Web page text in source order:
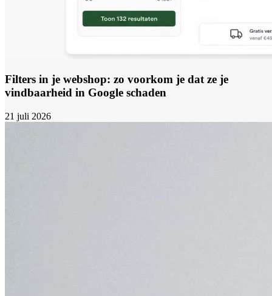
Filters in je webshop: zo voorkom je dat ze je
vindbaarheid in Google schaden
21 juli 2026